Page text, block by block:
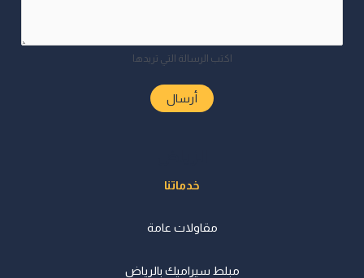
اكتب الرسالة التي تريدها
أرسال
خدماتنا
مقاولات عامة
مبلط سيراميك بالرياض